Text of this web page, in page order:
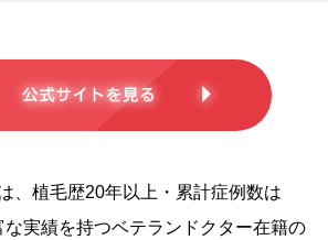
、植毛歴20年以上・累計症例数は
実績を持つベテランドクター在籍の